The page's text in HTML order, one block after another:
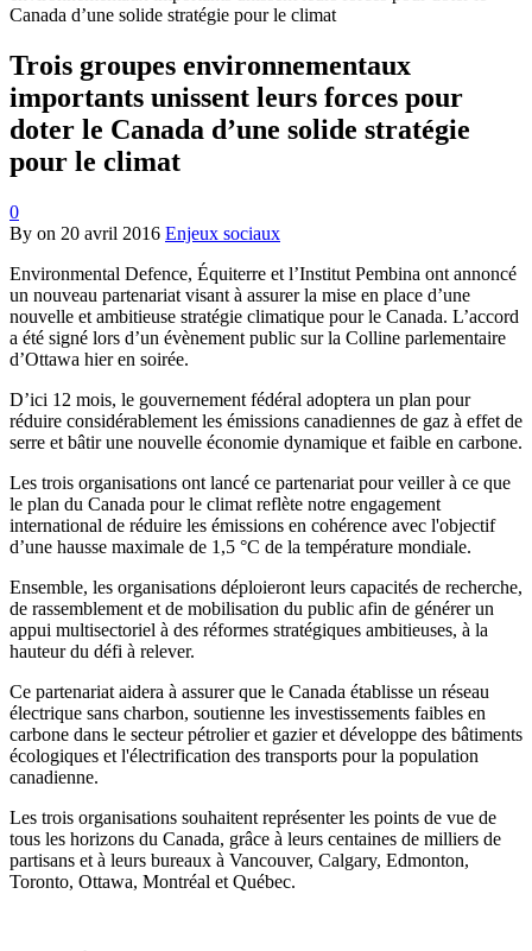
Canada d’une solide stratégie pour le climat
Trois groupes environnementaux
importants unissent leurs forces pour
doter le Canada d’une solide stratégie
pour le climat
0
By on 20 avril 2016 Enjeux sociaux
Environmental Defence, Équiterre et l’Institut Pembina ont annoncé
un nouveau partenariat visant à assurer la mise en place d’une
nouvelle et ambitieuse stratégie climatique pour le Canada. L’accord
a été signé lors d’un évènement public sur la Colline parlementaire
d’Ottawa hier en soirée.
D’ici 12 mois, le gouvernement fédéral adoptera un plan pour
réduire considérablement les émissions canadiennes de gaz à effet de
serre et bâtir une nouvelle économie dynamique et faible en carbone.
Les trois organisations ont lancé ce partenariat pour veiller à ce que
le plan du Canada pour le climat reflète notre engagement
international de réduire les émissions en cohérence avec l'objectif
d’une hausse maximale de 1,5 °C de la température mondiale.
Ensemble, les organisations déploieront leurs capacités de recherche,
de rassemblement et de mobilisation du public afin de générer un
appui multisectoriel à des réformes stratégiques ambitieuses, à la
hauteur du défi à relever.
Ce partenariat aidera à assurer que le Canada établisse un réseau
électrique sans charbon, soutienne les investissements faibles en
carbone dans le secteur pétrolier et gazier et développe des bâtiments
écologiques et l'électrification des transports pour la population
canadienne.
Les trois organisations souhaitent représenter les points de vue de
tous les horizons du Canada, grâce à leurs centaines de milliers de
partisans et à leurs bureaux à Vancouver, Calgary, Edmonton,
Toronto, Ottawa, Montréal et Québec.